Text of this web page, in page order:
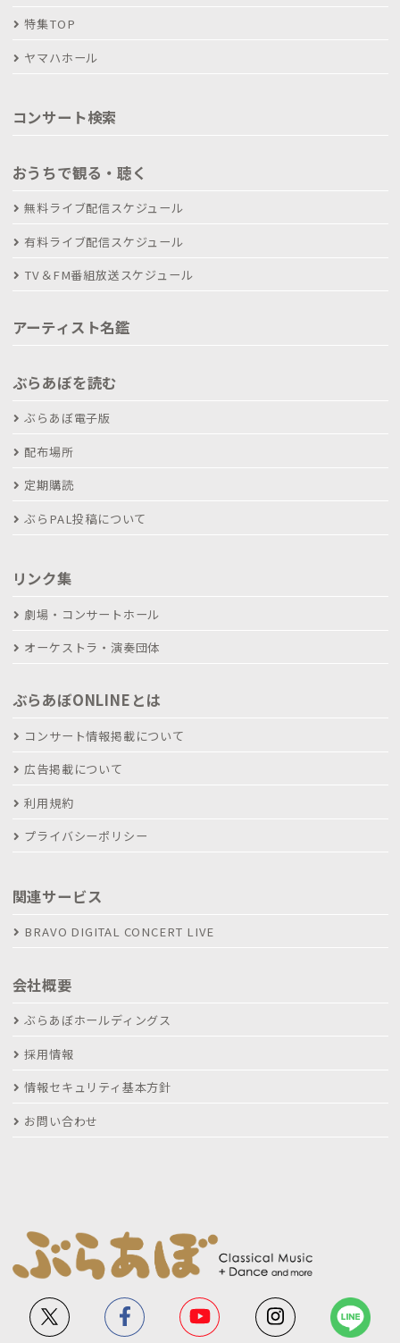
特集TOP
ヤマハホール
コンサート検索
おうちで観る・聴く
無料ライブ配信スケジュール
有料ライブ配信スケジュール
TV＆FM番組放送スケジュール
アーティスト名鑑
ぶらあぼを読む
ぶらあぼ電子版
配布場所
定期購読
ぶらPAL投稿について
リンク集
劇場・コンサートホール
オーケストラ・演奏団体
ぶらあぼONLINEとは
コンサート情報掲載について
広告掲載について
利用規約
プライバシーポリシー
関連サービス
BRAVO DIGITAL CONCERT LIVE
会社概要
ぶらあぼホールディングス
採用情報
情報セキュリティ基本方針
お問い合わせ